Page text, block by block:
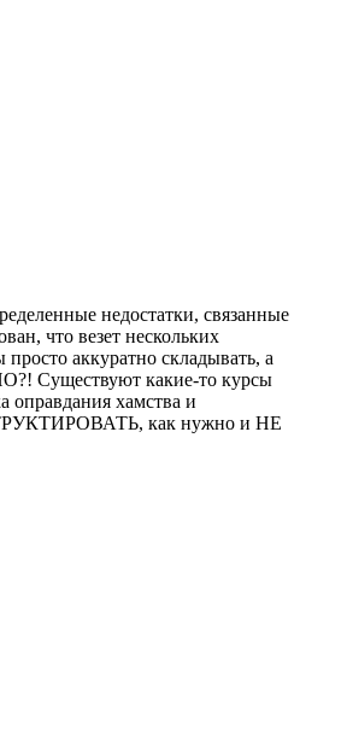
недостатки, связанные
что везет нескольких
аккуратно складывать, а
Существуют какие-то курсы
оправдания хамства и
как нужно и НЕ